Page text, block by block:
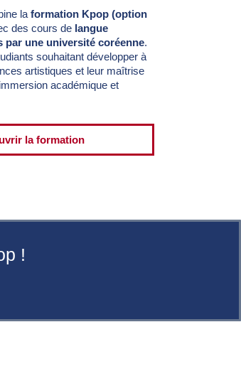
la formation Kpop (option
des cours de langue
par une université coréenne.
souhaitant développer à
artistiques et leur maîtrise
académique et
la formation
!